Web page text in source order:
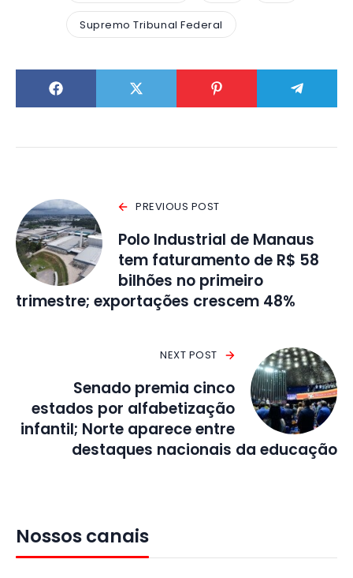
Supremo Tribunal Federal
PREVIOUS POST
Polo Industrial de Manaus
tem faturamento de R$ 58
bilhões no primeiro
trimestre; exportações crescem 48%
NEXT POST
Senado premia cinco
estados por alfabetização
infantil; Norte aparece entre
destaques nacionais da educação
Nossos canais